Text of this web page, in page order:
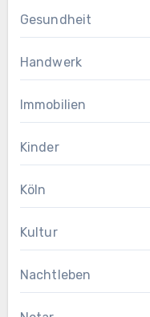
Gesundheit
Handwerk
Immobilien
Kinder
Köln
Kultur
Nachtleben